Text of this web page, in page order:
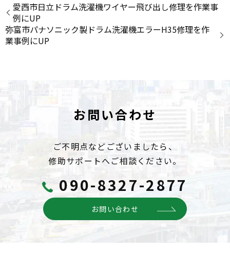
愛西市日立ドラム洗濯機ワイヤー飛び出し修理を作業事
例にUP
弥富市パナソニック製ドラム洗濯機エラーH35修理を作
業事例にUP
お問い合わせ
ご不明点などございましたら、
修助サポートへご相談ください。
090-8327-2877
お問い合わせ